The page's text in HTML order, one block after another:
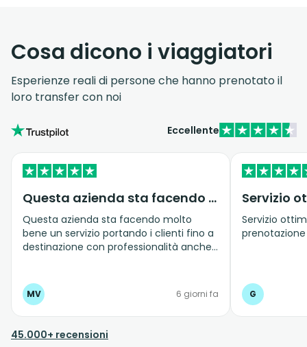
Cosa dicono i viaggiatori
Esperienze reali di persone che hanno prenotato il
loro transfer con noi
Eccellente
Questa azienda sta facendo molto bene…
Questa azienda sta facendo molto
bene un servizio portando i clienti fino a
destinazione con professionalità anche
MV 6 giorni fa
Servizio
prenotazione
G
45.000+ recensioni